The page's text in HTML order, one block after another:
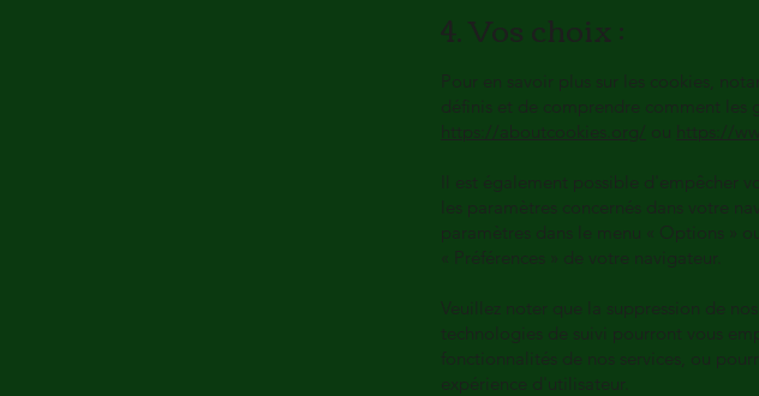
4. Vos choix :
Pour en savoir plus sur les cookies,
définis et de comprendre comment les
https://aboutcookies.org/
ou https://
Il est également possible d'empêcher
les paramètres concernés dans votre
paramètres dans le menu « Options »
« Préférences » de votre navigateur.
Veuillez noter que la suppression de
technologies de suivi pourront vous
fonctionnalités de nos services, ou
expérience d'utilisateur.